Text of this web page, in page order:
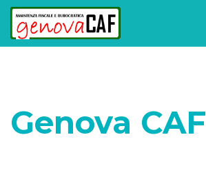
Genova CAF